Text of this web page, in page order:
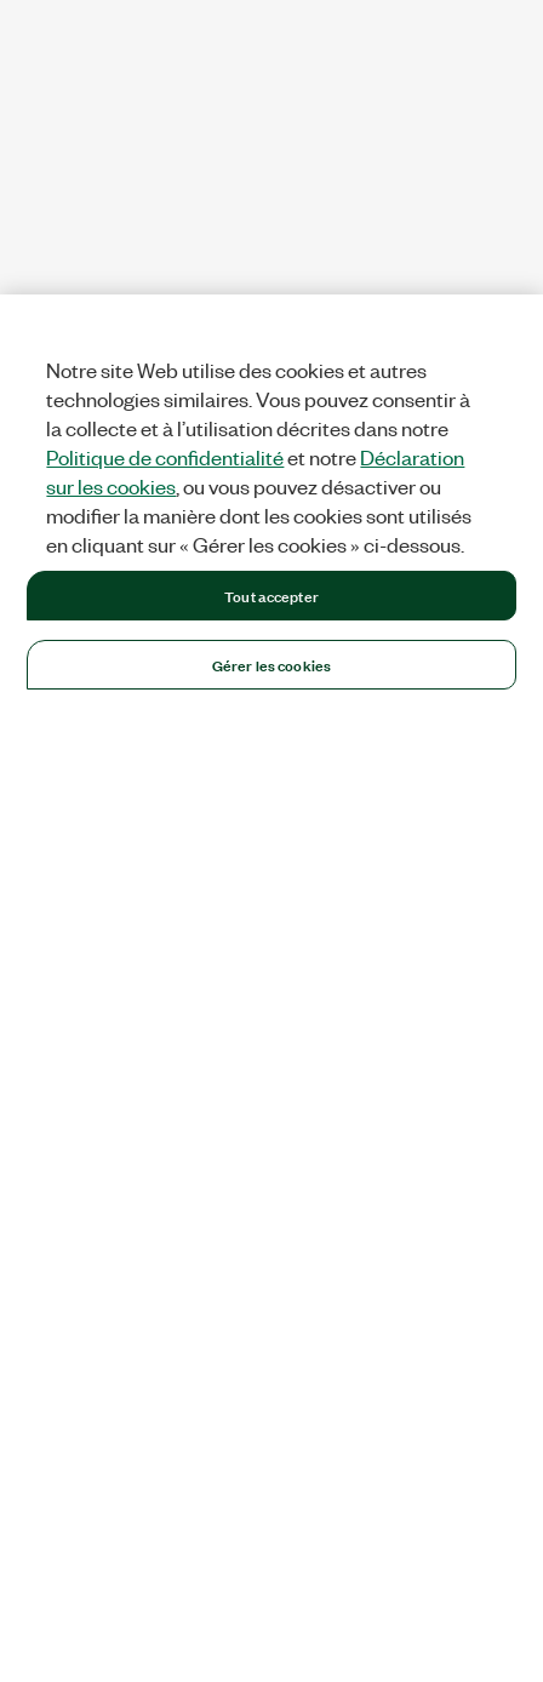
Notre site Web utilise des cookies et autres
technologies similaires. Vous pouvez consentir à
la collecte et à l’utilisation décrites dans notre
Politique de confidentialitéet notreDéclaration
sur les cookies , ou vous pouvez désactiver ou
modifier la manière dont les cookies sont utilisés
en cliquant sur « Gérer les cookies » ci-dessous.
Gérer les cookies
Tout accepter